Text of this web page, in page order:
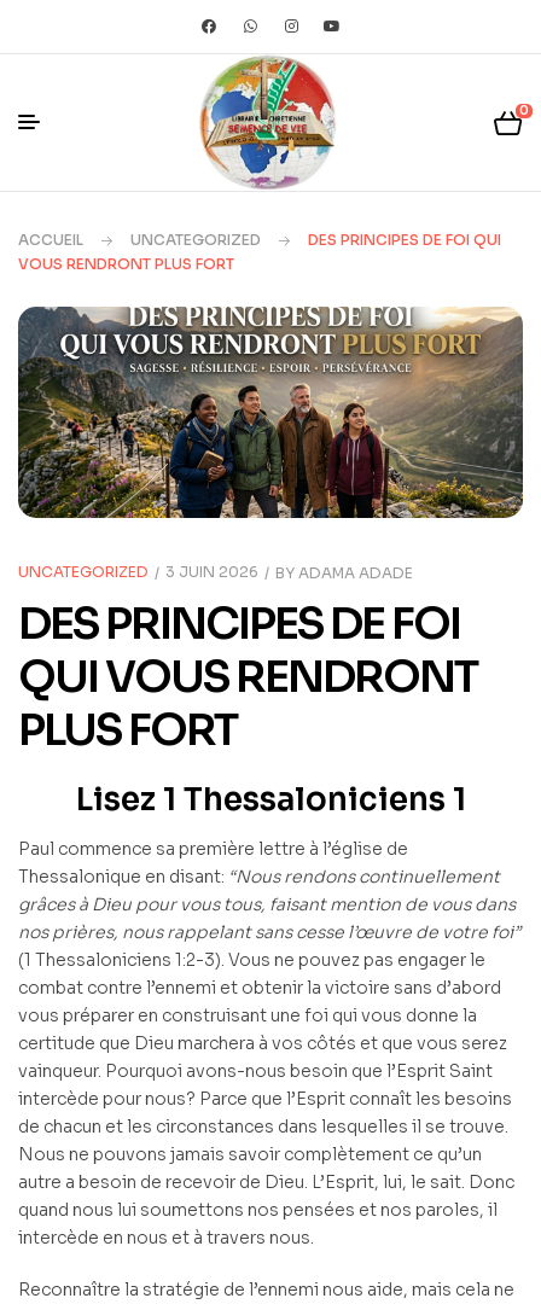
0
ACCUEIL UNCATEGORIZED
DES PRINCIPES DE FOI QUI
VOUS RENDRONT PLUS FORT
UNCATEGORIZED 3 JUIN 2026 BY ADAMA ADADE
DES PRINCIPES DE FOI
QUI VOUS RENDRONT
PLUS FORT
Lisez 1 Thessaloniciens 1
Paul commence sa première lettre à l’église de
Thessalonique en disant: “Nous rendons continuellement
grâces à Dieu pour vous tous, faisant mention de vous dans
nos prières, nous rappelant sans cesse l’œuvre de votre foi”
(1 Thessaloniciens 1:2-3). Vous ne pouvez pas engager le
combat contre l’ennemi et obtenir la victoire sans d’abord
vous préparer en construisant une foi qui vous donne la
certitude que Dieu marchera à vos côtés et que vous serez
vainqueur. Pourquoi avons-nous besoin que l’Esprit Saint
intercède pour nous? Parce que l’Esprit connaît les besoins
de chacun et les circonstances dans lesquelles il se trouve.
Nous ne pouvons jamais savoir complètement ce qu’un
autre a besoin de recevoir de Dieu. L’Esprit, lui, le sait. Donc
quand nous lui soumettons nos pensées et nos paroles, il
intercède en nous et à travers nous.
Reconnaître la stratégie de l’ennemi nous aide, mais cela ne